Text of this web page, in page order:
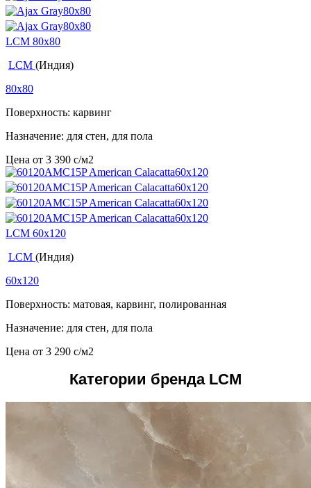
LCM 80x80
LCM (Индия)
80x80
Поверхность: карвинг
Назначение: для стен, для пола
Цена от 3 390 c/м2
LCM 60x120
LCM (Индия)
60x120
Поверхность: матовая, карвинг, полированная
Назначение: для стен, для пола
Цена от 3 290 c/м2
Категории бренда LCM